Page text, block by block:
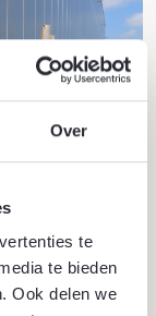
Over
te
te bieden
Ook delen we